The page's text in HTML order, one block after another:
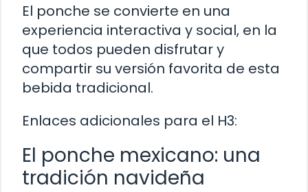
El ponche se convierte en una
experiencia interactiva y social, en la
que todos pueden disfrutar y
compartir su versión favorita de esta
bebida tradicional.
Enlaces adicionales para el H3:
El ponche mexicano: una
tradición navideña